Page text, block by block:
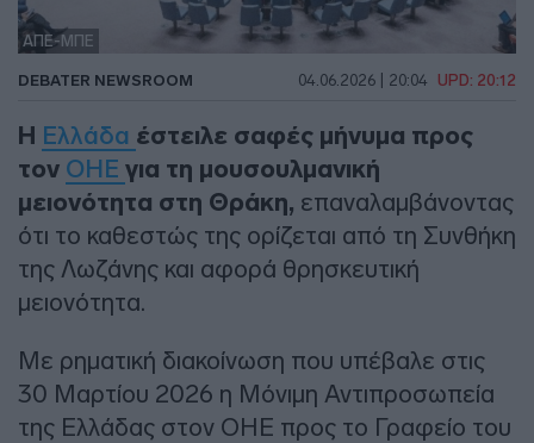
ΑΠΕ-ΜΠΕ
DEBATER NEWSROOM 04.06.2026 | 20:04 UPD: 20:12
Η Ελλάδα έστειλε σαφές μήνυμα προς
τον ΟΗΕ για τη μουσουλμανική
μειονότητα στη Θράκη, επαναλαμβάνοντας
ότι το καθεστώς της ορίζεται από τη Συνθήκη
της Λωζάνης και αφορά θρησκευτική
μειονότητα.
Με ρηματική διακοίνωση που υπέβαλε στις
30 Μαρτίου 2026 η Μόνιμη Αντιπροσωπεία
της Ελλάδας στον ΟΗΕ προς το Γραφείο του